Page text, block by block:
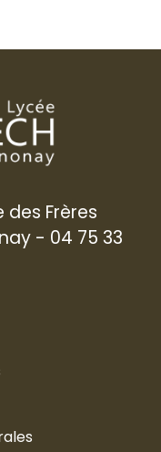
Frères
- 04 75 33